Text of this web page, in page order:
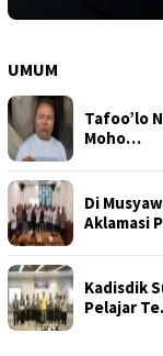
UMUM
Tafoo’lo
Moho…
Di
Aklamasi
Kadisdik
Pelajar